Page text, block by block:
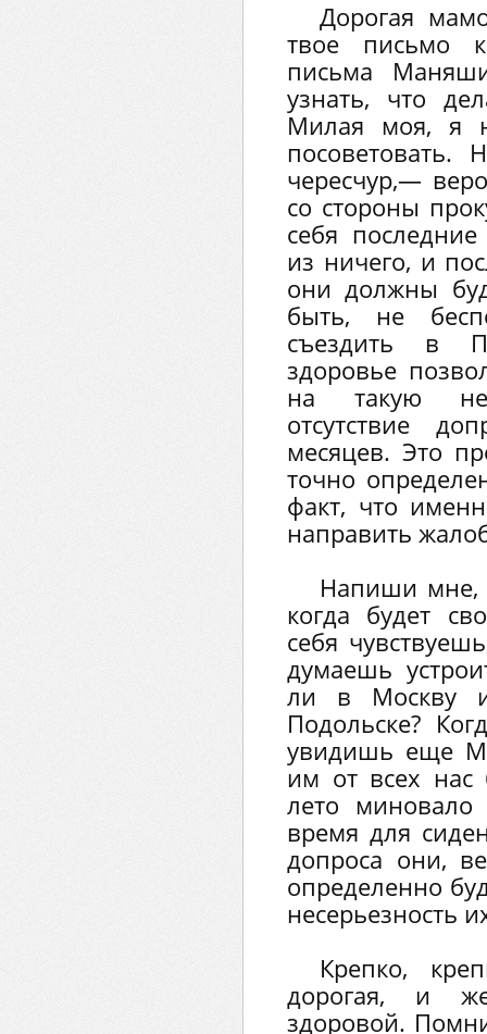
Дорогая
твое письмо
письма
узнать, что
Милая моя, я
посоветовать.
чересчур,—
со стороны
себя
из ничего, и
они должны
быть, не
съездить в
здоровье
на такую
отсутствие
месяцев. Это
точно
факт, что
направить
Напиши мне,
когда будет
себя
думаешь
ли в Москву
Подольске?
увидишь еще
им от всех нас
лето
время для
допроса они,
определенно
несерьезность
Крепко,
дорогая, и
здоровой.